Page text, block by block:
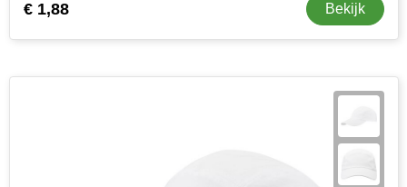
€ 1,88 Bekijk